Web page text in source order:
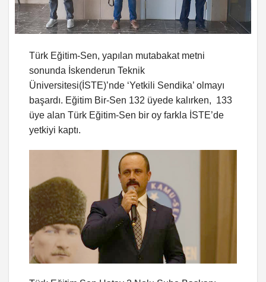
Türk Eğitim-Sen, yapılan mutabakat metni
sonunda İskenderun Teknik
Üniversitesi(İSTE)’nde ‘Yetkili Sendika’ olmayı
başardı. Eğitim Bir-Sen 132 üyede kalırken, 133
üye alan Türk Eğitim-Sen bir oy farkla İSTE’de
yetkiyi kaptı.